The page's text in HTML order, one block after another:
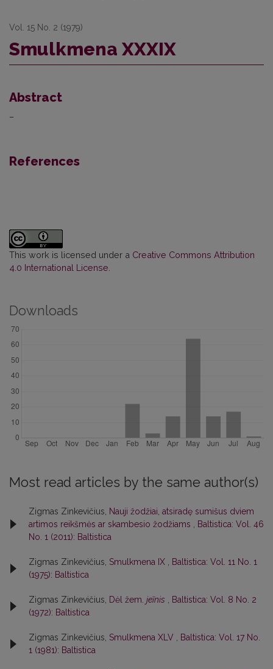
Vol. 15 No. 2 (1979)
Smulkmena XXXIX
Abstract
–
References
This work is licensed under a Creative Commons Attribution
4.0 International License
Downloads
Most read articles by the same author(s)
Zigmas Zinkevičius, Nauji žodžiai, atsiradę sumišus dviem
artimos reikšmės ar skambesio žodžiams
Baltistica: Vol. 46
No. 1 (2011): Baltistica
Zigmas Zinkevičius, Smulkmena IX
Baltistica: Vol. 11 No. 1
(1975): Baltistica
Zigmas Zinkevičius, Dėl žem. jeĩnis
Baltistica: Vol. 8 No. 2
(1972): Baltistica
Zigmas Zinkevičius, Smulkmena XLV
Baltistica: Vol. 17 No.
1 (1981): Baltistica